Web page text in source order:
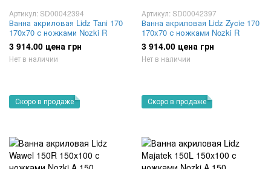
Артикул: SD00042394
Ванна акриловая Lidz Tani 170
170x70 с ножками Nozki R
3 914.00 цена грн
Нет в наличии
Артикул: SD00042397
Ванна акриловая Lidz Zycie 170
170x70 с ножками Nozki R
3 914.00 цена грн
Нет в наличии
Скоро в продаже Скоро в продаже